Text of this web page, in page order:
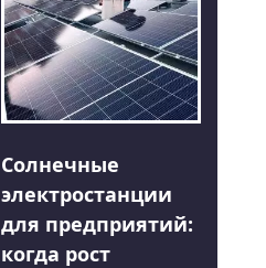
Солнечные
электростанции
для предприятий:
когда рост